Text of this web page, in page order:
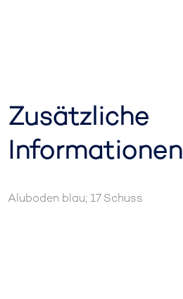
Zusätzliche
Informationen
Aluboden blau; 17 Schuss